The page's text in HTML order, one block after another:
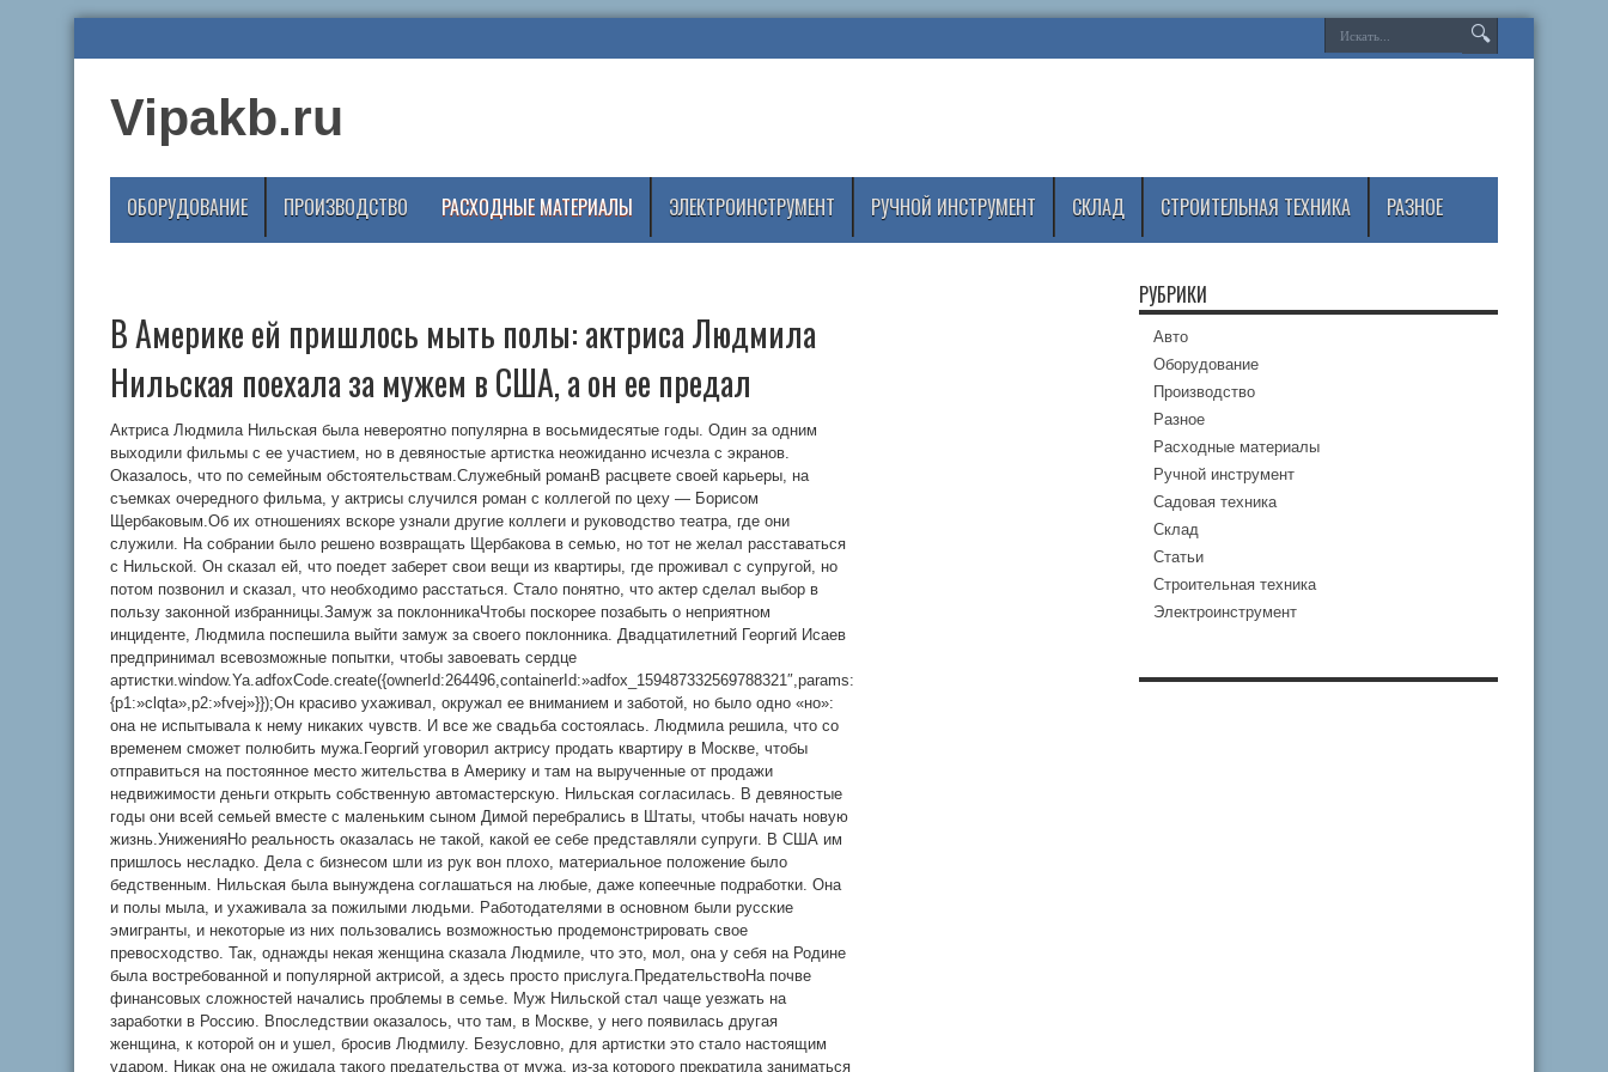
Vipakb.ru
ОБОРУДОВАНИЕ ПРОИЗВОДСТВО РАСХОДНЫЕ МАТЕРИАЛЫ ЭЛЕКТРОИНСТРУМЕНТ РУЧНОЙ ИНСТРУМЕНТ СКЛАД СТРОИТЕЛЬНАЯ ТЕХНИКА РАЗНОЕ
В Америке ей пришлось мыть полы: актриса Людмила
Нильская поехала за мужем в США, а он ее предал
Актриса Людмила Нильская была невероятно популярна в восьмидесятые годы. Один за одним
выходили фильмы с ее участием, но в девяностые артистка неожиданно исчезла с экранов.
Оказалось, что по семейным обстоятельствам.Служебный романВ расцвете своей карьеры, на
съемках очередного фильма, у актрисы случился роман с коллегой по цеху — Борисом
Щербаковым.Об их отношениях вскоре узнали другие коллеги и руководство театра, где они
служили. На собрании было решено возвращать Щербакова в семью, но тот не желал расставаться
с Нильской. Он сказал ей, что поедет заберет свои вещи из квартиры, где проживал с супругой, но
потом позвонил и сказал, что необходимо расстаться. Стало понятно, что актер сделал выбор в
пользу законной избранницы.Замуж за поклонникаЧтобы поскорее позабыть о неприятном
инциденте, Людмила поспешила выйти замуж за своего поклонника. Двадцатилетний Георгий Исаев
предпринимал всевозможные попытки, чтобы завоевать сердце
артистки.window.Ya.adfoxCode.create({ownerId:264496,containerId:»adfox_159487332569788321″,params:
{p1:»clqta»,p2:»fvej»}});Он красиво ухаживал, окружал ее вниманием и заботой, но было одно «но»:
она не испытывала к нему никаких чувств. И все же свадьба состоялась. Людмила решила, что со
временем сможет полюбить мужа.Георгий уговорил актрису продать квартиру в Москве, чтобы
отправиться на постоянное место жительства в Америку и там на вырученные от продажи
недвижимости деньги открыть собственную автомастерскую. Нильская согласилась. В девяностые
годы они всей семьей вместе с маленьким сыном Димой перебрались в Штаты, чтобы начать новую
жизнь.УниженияНо реальность оказалась не такой, какой ее себе представляли супруги. В США им
пришлось несладко. Дела с бизнесом шли из рук вон плохо, материальное положение было
бедственным. Нильская была вынуждена соглашаться на любые, даже копеечные подработки. Она
и полы мыла, и ухаживала за пожилыми людьми. Работодателями в основном были русские
эмигранты, и некоторые из них пользовались возможностью продемонстрировать свое
превосходство. Так, однажды некая женщина сказала Людмиле, что это, мол, она у себя на Родине
была востребованной и популярной актрисой, а здесь просто прислуга.ПредательствоНа почве
финансовых сложностей начались проблемы в семье. Муж Нильской стал чаще уезжать на
заработки в Россию. Впоследствии оказалось, что там, в Москве, у него появилась другая
женщина, к которой он и ушел, бросив Людмилу. Безусловно, для артистки это стало настоящим
ударом. Никак она не ожидала такого предательства от мужа, из-за которого прекратила заниматься
РУБРИКИ
Авто
Оборудование
Производство
Разное
Расходные материалы
Ручной инструмент
Садовая техника
Склад
Статьи
Строительная техника
Электроинструмент